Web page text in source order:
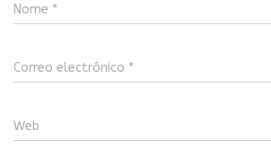
Nome *
Correo electrónico *
Web